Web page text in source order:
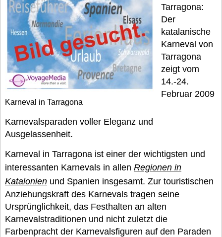
Karneval in Tarragona
Tarragona:
Der
katalanische
Karneval von
Tarragona
zeigt vom
14.-24.
Februar 2009
Karnevalsparaden voller Eleganz und
Ausgelassenheit.
Karneval in Tarragona ist einer der wichtigsten und
interessanten Karnevals in allen Regionen in
Katalonien und Spanien insgesamt. Zur touristischen
Anziehungskraft des Karnevals tragen seine
Ursprünglichkeit, das Festhalten an alten
Karnevalstraditionen und nicht zuletzt die
Farbenpracht der Karnevalsfiguren auf den Paraden